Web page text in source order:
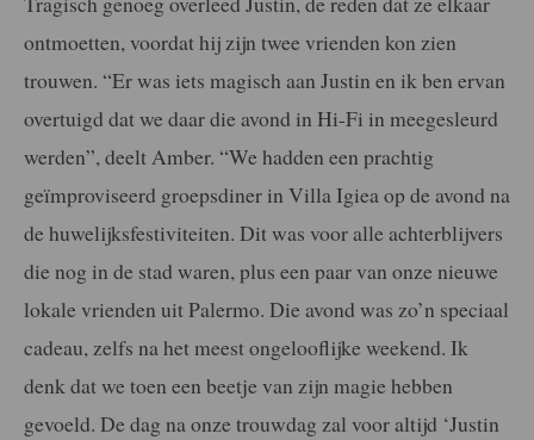
ontmoetten, voordat hij zijn twee vrienden kon zien
trouwen. “Er was iets magisch aan Justin en ik ben ervan
overtuigd dat we daar die avond in Hi-Fi in meegesleurd
werden”, deelt Amber. “We hadden een prachtig
geïmproviseerd groepsdiner in Villa Igiea op de avond na
de huwelijksfestiviteiten. Dit was voor alle achterblijvers
die nog in de stad waren, plus een paar van onze nieuwe
lokale vrienden uit Palermo. Die avond was zo’n speciaal
cadeau, zelfs na het meest ongelooflijke weekend. Ik
denk dat we toen een beetje van zijn magie hebben
gevoeld. De dag na onze trouwdag zal voor altijd ‘Justin